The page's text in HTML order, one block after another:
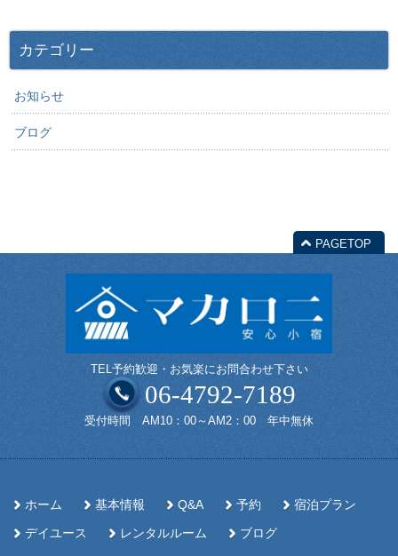
カテゴリー
お知らせ
ブログ
PAGETOP
TEL予約歓迎・お気楽にお問合わせ下さい
06-4792-7189
受付時間 AM10：00～AM2：00 年中無休
ホーム 基本情報 Q&A 予約 宿泊プラン
デイユース レンタルルーム ブログ